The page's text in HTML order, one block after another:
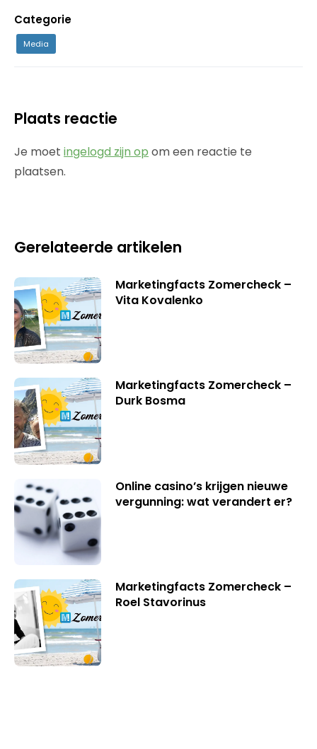
Categorie
Media
Plaats reactie
Je moet ingelogd zijn op om een reactie te
plaatsen.
Gerelateerde artikelen
Marketingfacts Zomercheck –
Vita Kovalenko
Marketingfacts Zomercheck –
Durk Bosma
Online casino’s krijgen nieuwe
vergunning: wat verandert er?
Marketingfacts Zomercheck –
Roel Stavorinus